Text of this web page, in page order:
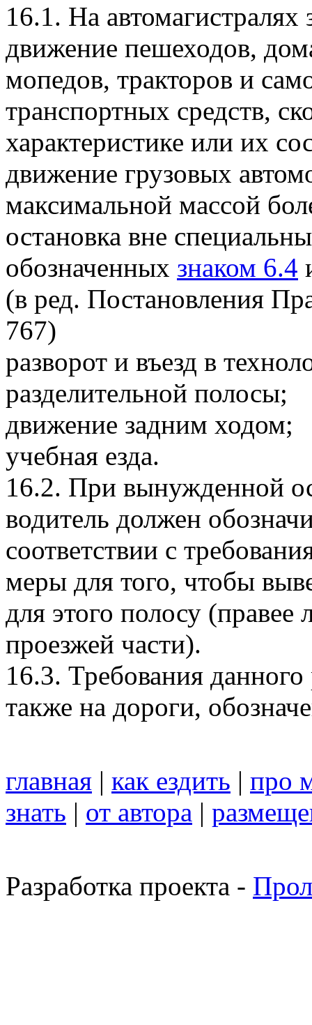
16.1. На автомагистралях
движение пешеходов,
мопедов, тракторов и
транспортных средств,
характеристике или их
движение грузовых
максимальной массой
остановка вне
обозначенных знаком 6.4
(в ред. Постановления
767)
разворот и въезд в
разделительной полосы;
движение задним ходом;
учебная езда.
16.2. При вынужденной
водитель должен
соответствии с
меры для того, чтобы
для этого полосу
проезжей части).
16.3. Требования данного
также на дороги,
главная | как ездить | про
знать | от автора |
Разработка проекта -